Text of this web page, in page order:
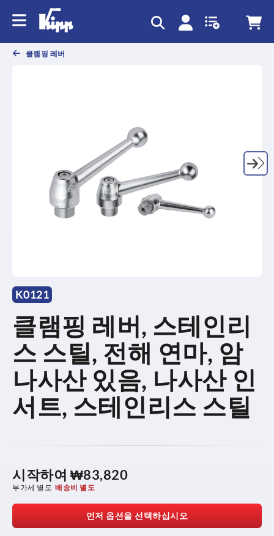
클램핑 레버
K0121
클램핑 레버, 스테인리
스 스틸, 전해 연마, 암
나사산 있음, 나사산 인
서트, 스테인리스 스틸
시작하여 ₩83,820
부가세 별도 배송비 별도
먼저 옵션을 선택하십시오